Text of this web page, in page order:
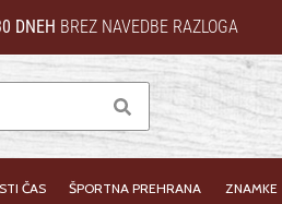
DNEH BREZ NAVEDBE RAZLOGA
Iskanje
ČAS ŠPORTNA PREHRANA ZNAMKE